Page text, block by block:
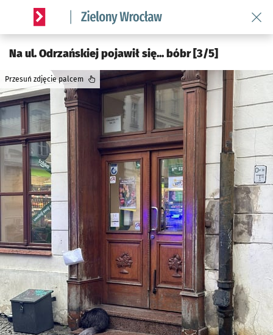
Serwis informacyjny wroclaw.pl podserwis: Środowisko we
Na ul. Odrzańskiej pojawił się... bóbr [3/5]
Przesuń zdjęcie palcem